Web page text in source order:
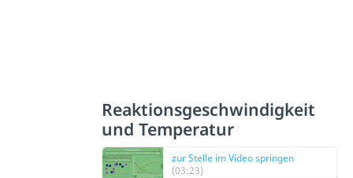
Reaktionsgeschwindigkeit
und Temperatur
zur Stelle im Video springen
(03:23)